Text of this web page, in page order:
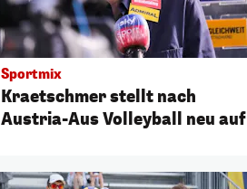
Sportmix
Kraetschmer stellt nach
Austria-Aus Volleyball neu auf